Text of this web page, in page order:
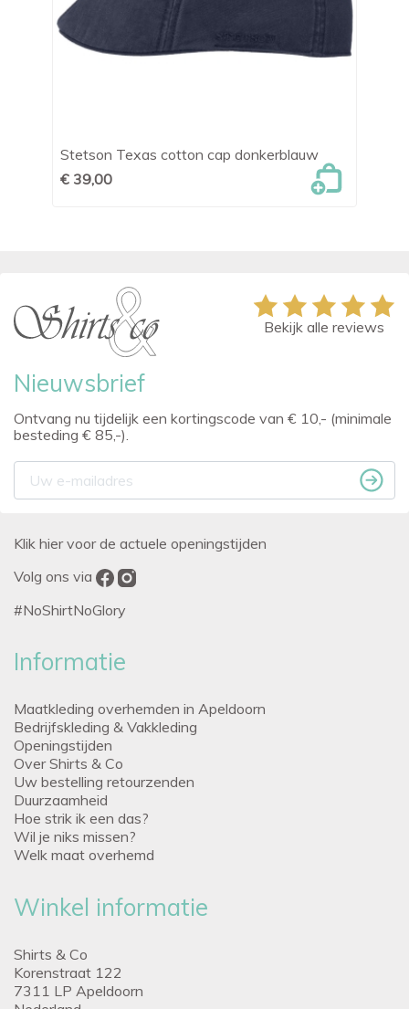
Stetson Texas cotton cap donkerblauw
€ 39,00
Nieuwsbrief
Ontvang nu tijdelijk een kortingscode van € 10,- (minimale
besteding € 85,-).
Bekijk alle reviews
Klik hier voor de actuele openingstijden
Volg ons via
#NoShirtNoGlory
Informatie
Maatkleding overhemden in Apeldoorn
Bedrijfskleding & Vakkleding
Openingstijden
Over Shirts & Co
Uw bestelling retourzenden
Duurzaamheid
Hoe strik ik een das?
Wil je niks missen?
Welk maat overhemd
Winkel informatie
Shirts & Co
Korenstraat 122
7311 LP Apeldoorn